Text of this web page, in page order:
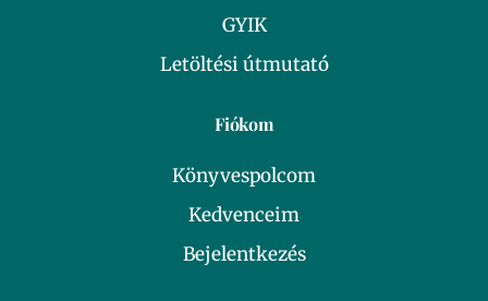
GYIK
Letöltési útmutató
Fiókom
Könyvespolcom
Kedvenceim
Bejelentkezés